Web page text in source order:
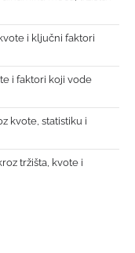
i ključni faktori
i faktori koji vode
kvote, statistiku i
tržišta, kvote i